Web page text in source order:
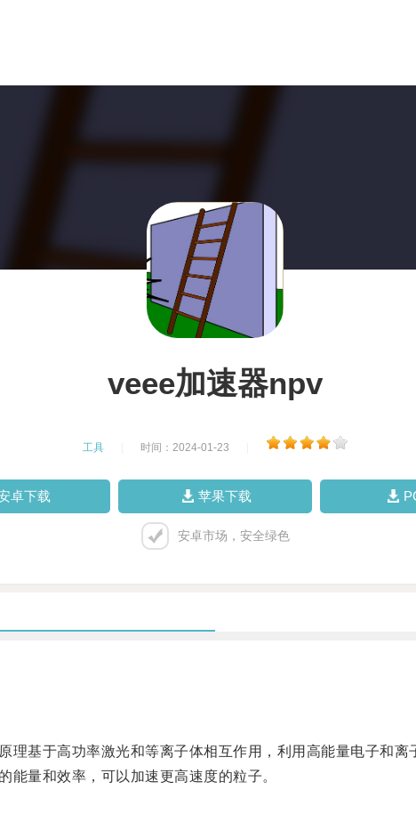
veee加速器npv
工具 时间：2024-01-23
卓下载 苹果下载
安卓市场，安全绿色
基于高功率激光和等离子体相互作用，利用高能量电子和离
量和效率，可以加速更高速度的粒子。